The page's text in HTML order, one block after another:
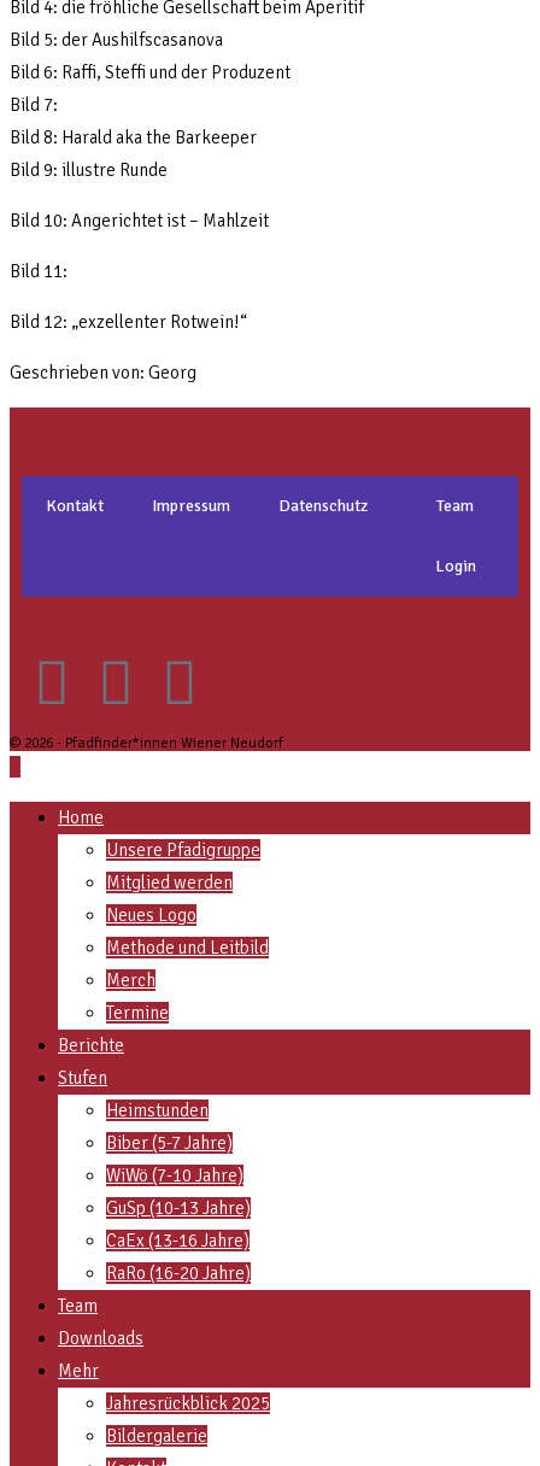
Bild 4: die fröhliche Gesellschaft beim Aperitif
Bild 5: der Aushilfscasanova
Bild 6: Raffi, Steffi und der Produzent
Bild 7:
Bild 8: Harald aka the Barkeeper
Bild 9: illustre Runde
Bild 10: Angerichtet ist – Mahlzeit
Bild 11:
Bild 12: „exzellenter Rotwein!“
Geschrieben von: Georg
Kontakt Impressum Datenschutz Team
Login
© 2026 - Pfadfinder*innen Wiener Neudorf
Home
Unsere Pfadigruppe
Mitglied werden
Neues Logo
Methode und Leitbild
Merch
Termine
Berichte
Stufen
Heimstunden
Biber (5-7 Jahre)
WiWö (7-10 Jahre)
GuSp (10-13 Jahre)
CaEx (13-16 Jahre)
RaRo (16-20 Jahre)
Team
Downloads
Mehr
Jahresrückblick 2025
Bildergalerie